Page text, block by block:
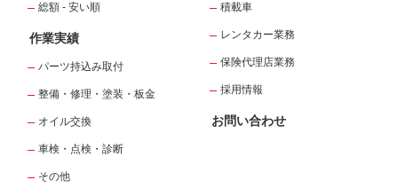
総額 - 安い順
作業実績
パーツ持込み取付
整備・修理・塗装・板金
オイル交換
車検・点検・診断
その他
積載車
レンタカー業務
保険代理店業務
採用情報
お問い合わせ